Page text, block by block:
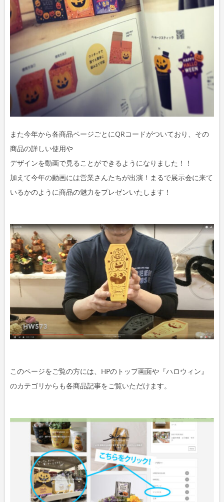
また今年から各商品ページごとにQRコードがついており、その
商品の詳しい使用や
デザインを動画で見ることができるようになりました！！
加えて今年の動画には営業さんたちが出演！まるで展示会に来て
いるかのように商品の魅力をプレゼンいたします！
このページをご覧の方には、HPのトップ画面や『ハロウィン』
のカテゴリからも各商品記事をご覧いただけます。